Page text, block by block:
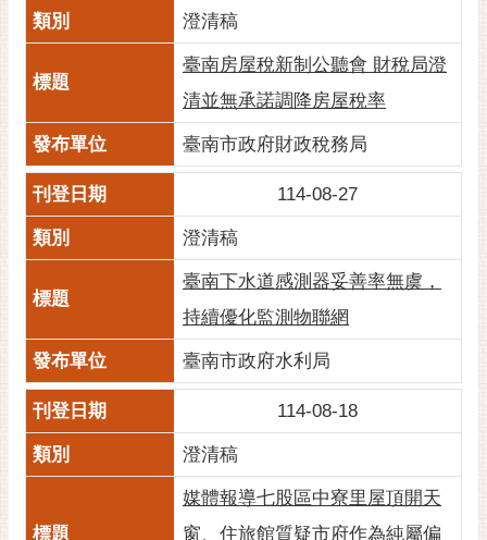
澄清稿
臺南房屋稅新制公聽會 財稅局澄
清並無承諾調降房屋稅率
臺南市政府財政稅務局
114-08-27
澄清稿
臺南下水道感測器妥善率無虞，
持續優化監測物聯網
臺南市政府水利局
114-08-18
澄清稿
媒體報導七股區中寮里屋頂開天
窗、住旅館質疑市府作為純屬偏